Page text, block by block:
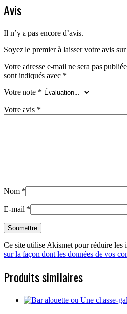
Avis
Il n’y a pas encore d’avis.
Soyez le premier à laisser votre avis
Votre adresse e-mail ne sera pas
sont indiqués avec *
Votre note *
Votre avis *
Nom *
E-mail *
Ce site utilise Akismet pour réduire les
sur la façon dont les données de vos
Produits similaires